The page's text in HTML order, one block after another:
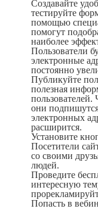
Создавайте
тестируйте
помощью
помогут
наиболее
Пользователи
электронные
постоянно
Публикуйте
полезная
они
электронных
расширится.
Установите
Посетители
со своими
людей.
Проведите
интересную
Попасть в